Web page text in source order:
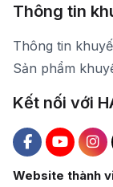
Thông tin
Thông tin
Sản phẩm
Kết nối với
HacomHacom
Website thành